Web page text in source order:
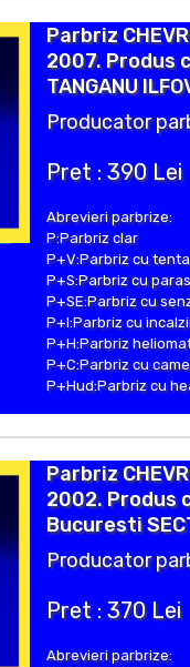
Parbriz
2007. Produs
TANGANU
Producator
Pret : 390 Lei
Abrevieri parbrize:
P:Parbriz clar
P+V:Parbriz cu
P+S:Parbriz cu
P+SE:Parbriz cu
P+I:Parbriz cu
P+H:Parbriz
P+C:Parbriz cu
P+Hud:Parbriz cu
Parbriz
2002. Produs
Bucuresti
Producator
Pret : 370 Lei
Abrevieri parbrize: